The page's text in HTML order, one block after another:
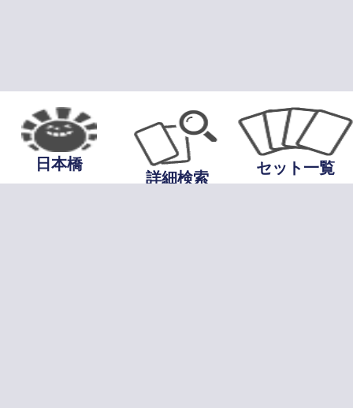
日本橋
詳細検索
セット一覧